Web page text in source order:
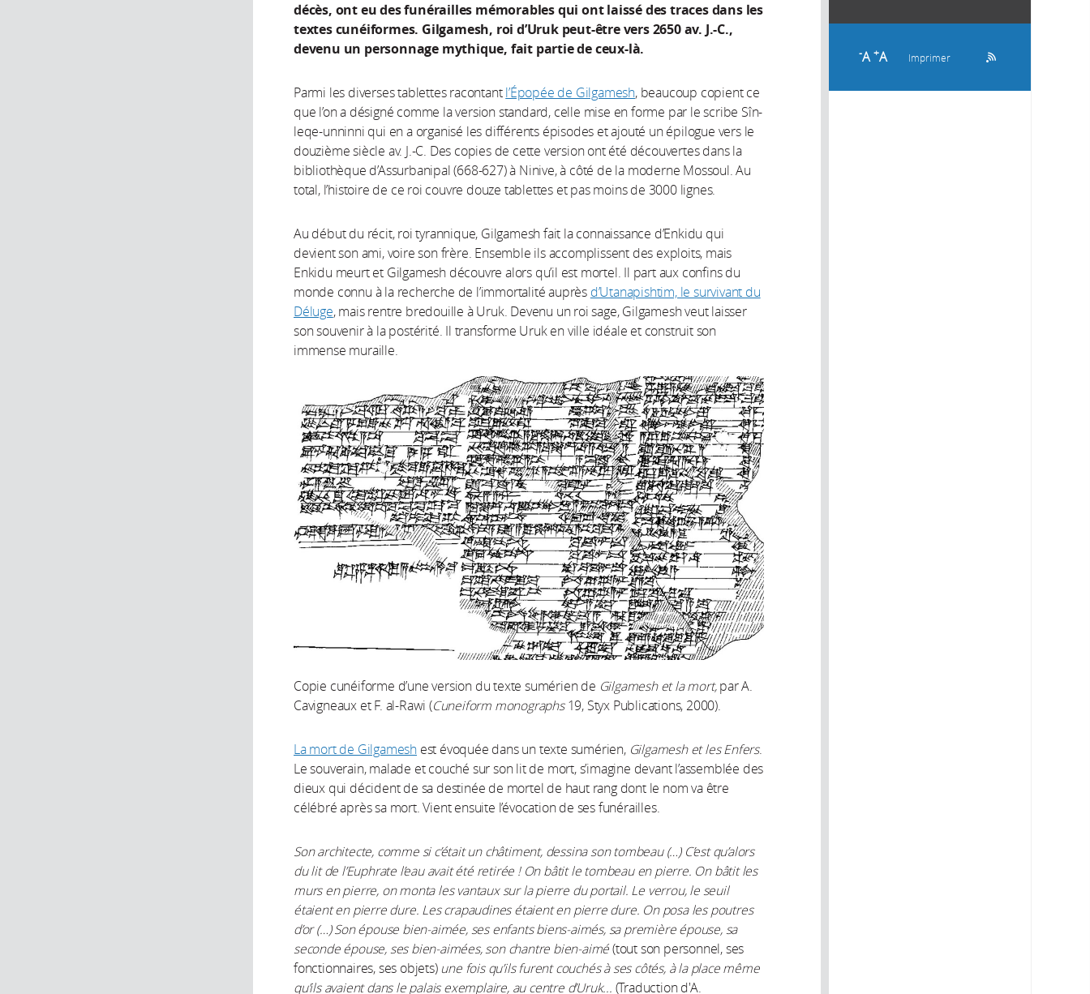
-A +A Imprimer
décès, ont eu des funérailles mémorables qui ont laissé des traces dans les
textes cunéiformes. Gilgamesh, roi d’Uruk peut-être vers 2650 av. J.-C.,
devenu un personnage mythique, fait partie de ceux-là.
Parmi les diverses tablettes racontant l’Épopée de Gilgamesh, beaucoup copient ce
que l’on a désigné comme la version standard, celle mise en forme par le scribe Sîn-
leqe-unninni qui en a organisé les différents épisodes et ajouté un épilogue vers le
douzième siècle av. J.-C. Des copies de cette version ont été découvertes dans la
bibliothèque d’Assurbanipal (668-627) à Ninive, à côté de la moderne Mossoul. Au
total, l’histoire de ce roi couvre douze tablettes et pas moins de 3000 lignes.
Au début du récit, roi tyrannique, Gilgamesh fait la connaissance d’Enkidu qui
devient son ami, voire son frère. Ensemble ils accomplissent des exploits, mais
Enkidu meurt et Gilgamesh découvre alors qu’il est mortel. Il part aux confins du
monde connu à la recherche de l’immortalité auprès d’Utanapishtim, le survivant du
Déluge, mais rentre bredouille à Uruk. Devenu un roi sage, Gilgamesh veut laisser
son souvenir à la postérité. Il transforme Uruk en ville idéale et construit son
immense muraille.
Copie cunéiforme d’une version du texte sumérien de Gilgamesh et la mort, par A.
Cavigneaux et F. al-Rawi (Cuneiform monographs19, Styx Publications, 2000).
La mort de Gilgamesh est évoquée dans un texte sumérien, Gilgamesh et les Enfers.
Le souverain, malade et couché sur son lit de mort, s’imagine devant l’assemblée des
dieux qui décident de sa destinée de mortel de haut rang dont le nom va être
célébré après sa mort. Vient ensuite l’évocation de ses funérailles.
Son architecte, comme si c’était un châtiment, dessina son tombeau (…) C’est qu’alors
du lit de l’Euphrate l’eau avait été retirée ! On bâtit le tombeau en pierre. On bâtit les
murs en pierre, on monta les vantaux sur la pierre du portail. Le verrou, le seuil
étaient en pierre dure. Les crapaudines étaient en pierre dure. On posa les poutres
d’or (…) Son épouse bien-aimée, ses enfants biens-aimés, sa première épouse, sa
seconde épouse, ses bien-aimées, son chantre bien-aimé (tout son personnel, ses
fonctionnaires, ses objets) une fois qu’ils furent couchés à ses côtés, à la place même
qu’ils avaient dans le palais exemplaire, au centre d’Uruk... (Traduction d'A.